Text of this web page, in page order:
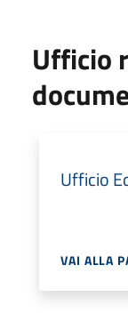
Ufficio
Ufficio
VAI ALLA